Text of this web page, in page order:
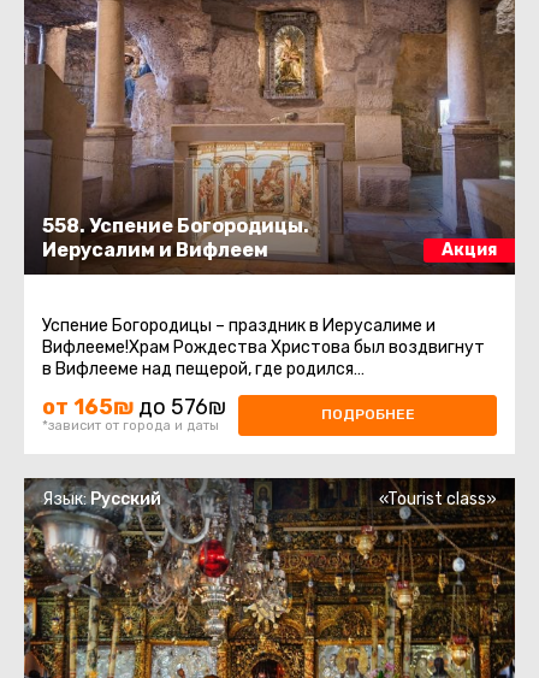
558. Успение Богородицы.
Иерусалим и Вифлеем
Акция
Успение Богородицы – праздник в Иерусалиме и
Вифлееме!Храм Рождества Христова был воздвигнут
в Вифлееме над пещерой, где родился
Иисус.Современное здание Храма Рождества ...
от 165₪ до 576₪
*зависит от города и даты
ПОДРОБНЕЕ
Язык:Русский «Tourist class»